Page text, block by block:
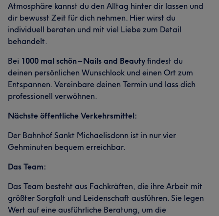
Atmosphäre kannst du den Alltag hinter dir lassen und
dir bewusst Zeit für dich nehmen. Hier wirst du
individuell beraten und mit viel Liebe zum Detail
behandelt.
Bei 1000 mal schön – Nails and Beauty findest du
deinen persönlichen Wunschlook und einen Ort zum
Entspannen. Vereinbare deinen Termin und lass dich
professionell verwöhnen.
Nächste öffentliche Verkehrsmittel:
Der Bahnhof Sankt Michaelisdonn ist in nur vier
Gehminuten bequem erreichbar.
Das Team:
Das Team besteht aus Fachkräften, die ihre Arbeit mit
größter Sorgfalt und Leidenschaft ausführen. Sie legen
Wert auf eine ausführliche Beratung, um die